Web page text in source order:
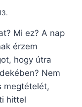
Mi ez? A nap
érzem
hogy útra
Nem
megtételét,
hittel